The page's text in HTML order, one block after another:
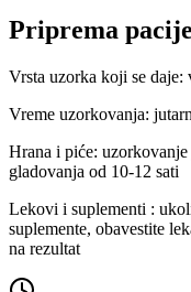
Priprema
Vrsta uzorka koji se daje:
Vreme uzorkovanja:
Hrana i piće:
gladovanja od 10-12 sati
Lekovi i suplementi :
suplemente, obavestite
na rezultat